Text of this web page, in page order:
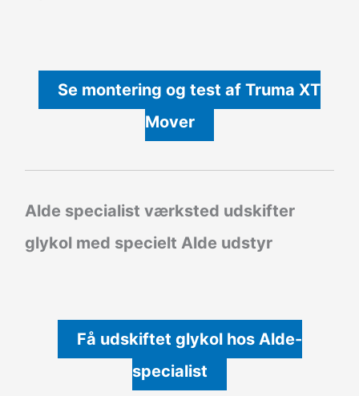
Se montering og test af Truma XT
Mover
Alde specialist værksted udskifter
glykol med specielt Alde udstyr
Få udskiftet glykol hos Alde-
specialist